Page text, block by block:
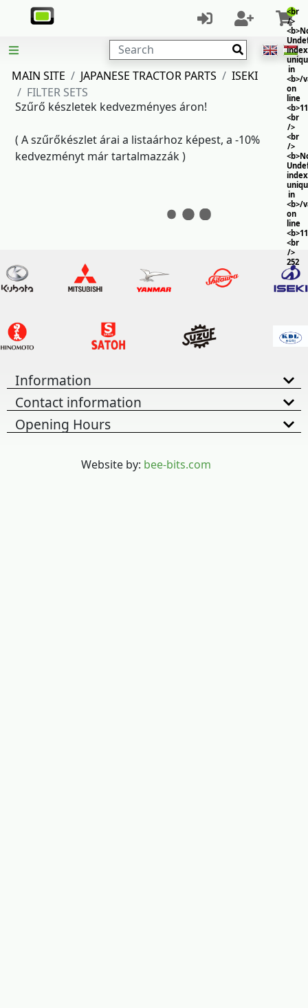
<br
/>
in
<b>/
on
line
<br
/>
<br
/>
in
<b>/
on
line
<br
/>
252
Search
MAIN SITE
JAPANESE TRACTOR PARTS
ISEKI
FILTER SETS
Szűrő készletek kedvezményes áron!
( A szűrőkészlet árai a listaárhoz képest, a -10%
kedvezményt már tartalmazzák )
Information
Contact information
Opening Hours
Website by: bee-bits.com